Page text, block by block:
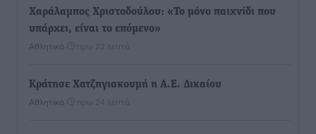
Χαράλαμπος Χριστοδούλου: «Το μόνο παιχνίδι που
υπάρχει, είναι το επόμενο»
Αθλητικά πριν 22 λεπτά
Κράτησε Χατζηγιακουμή η Α.Ε. Δικαίου
Αθλητικά πριν 24 λεπτά